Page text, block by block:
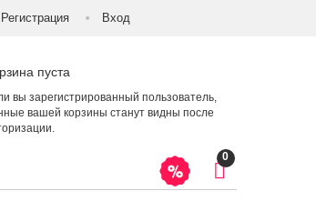
Регистрация Вход
пуста
вы зарегистрированный пользователь,
вашей корзины станут видны после
0